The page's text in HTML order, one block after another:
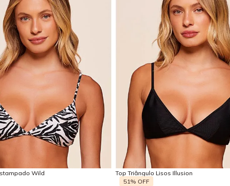
M G GG
Wild
M G
Top Triângulo Lisos Illusion
51% OFF